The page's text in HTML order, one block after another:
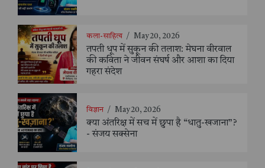
कला-साहित्य / May 20, 2026
तपती धूप में सुकून की तलाश: मेघना वीरवाल
की कविता ने जीवन संघर्ष और आशा का दिया
गहरा संदेश
विज्ञान / May 20, 2026
क्या अंतरिक्ष में सच में छुपा है “धातु-खजाना”?
- संजय सक्सेना